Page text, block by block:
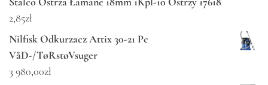
2,85zł
Nilfisk Odkurzacz Attix 30-21 Pc
VåD-/TøRstøVsuger
3 980,00zł